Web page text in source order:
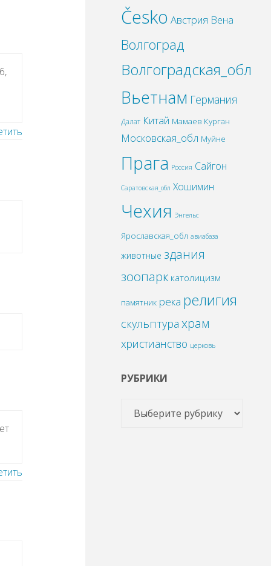
Česko Австрия Вена
Волгоград
Волгоградская_обл
Вьетнам Германия
Далат Китай Мамаев Курган
Московская_обл Муйне
Прага Россия Сайгон
Саратовская_обл Хошимин
Чехия Энгельс
Ярославская_обл авиабаза
животные здания
зоопарк католицизм
памятник река религия
скульптура храм
христианство церковь
РУБРИКИ